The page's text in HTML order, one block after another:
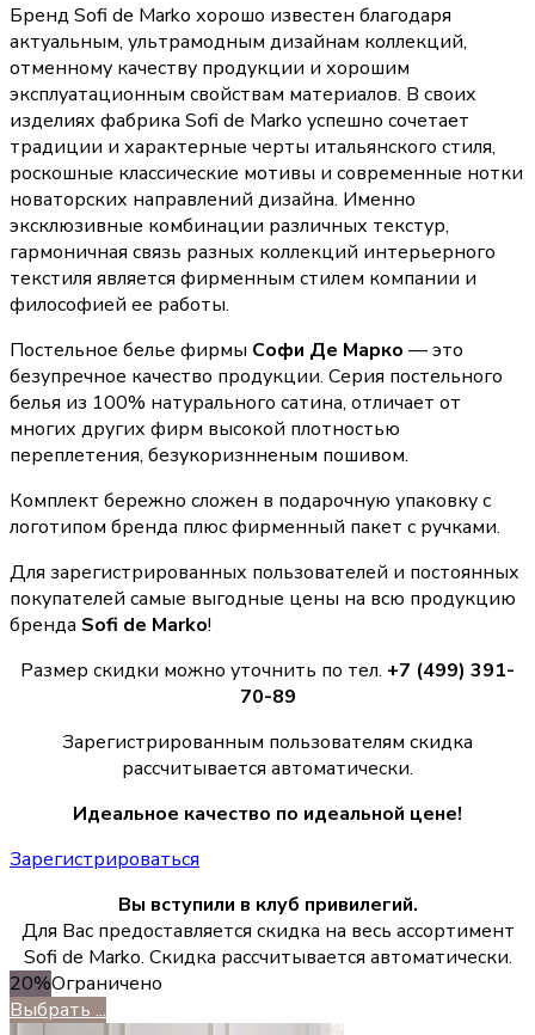
Бренд Sofi de Marko хорошо известен благодаря
актуальным, ультрамодным дизайнам коллекций,
отменному качеству продукции и хорошим
эксплуатационным свойствам материалов. В своих
изделиях фабрика Sofi de Marko успешно сочетает
традиции и характерные черты итальянского стиля,
роскошные классические мотивы и современные нотки
новаторских направлений дизайна. Именно
эксклюзивные комбинации различных текстур,
гармоничная связь разных коллекций интерьерного
текстиля является фирменным стилем компании и
философией ее работы.
Постельное белье фирмы Софи Де Марко — это
безупречное качество продукции. Серия постельного
белья из 100% натурального сатина, отличает от
многих других фирм высокой плотностью
переплетения, безукоризнненым пошивом.
Комплект бережно сложен в подарочную упаковку с
логотипом бренда плюс фирменный пакет с ручками.
Для зарегистрированных пользователей и постоянных
покупателей самые выгодные цены на всю продукцию
бренда Sofi de Marko!
Размер скидки можно уточнить по тел. +7 (499) 391-
70-89
Зарегистрированным пользователям скидка
рассчитывается автоматически.
Идеальное качество по идеальной цене!
Зарегистрироваться
Вы вступили в клуб привилегий.
Для Вас предоставляется скидка на весь ассортимент
Sofi de Marko. Скидка рассчитывается автоматически.
20%Ограничено
Выбрать ...